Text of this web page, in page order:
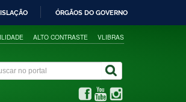
ÓRGÃOS DO GOVERNO
ALTO CONTRASTE VLIBRAS